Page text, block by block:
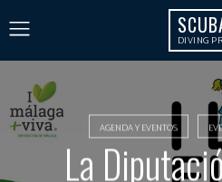
DIVING
AGENDA Y EVENTOS
La